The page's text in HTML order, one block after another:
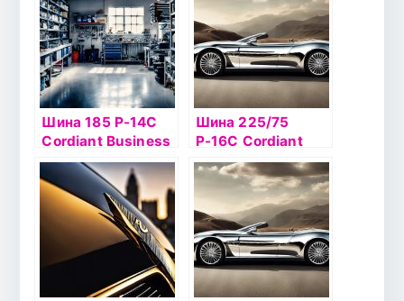
Шина 185 Р-14С
Cordiant Business
CA-1 102/100R
Шина 225/75
Р-16C Cordiant
Business CA-1
121/120